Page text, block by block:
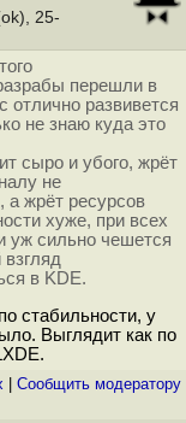
25-
перешли в
отлично развивется
не знаю куда это
сыро и убого, жрёт
не
а жрёт ресурсов
хуже, при всех
уж сильно чешется
в KDE.
стабильности, у
Выглядит как по
Cообщить модератору